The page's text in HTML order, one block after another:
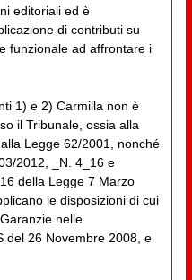
editoriali ed è
di contributi su
funzionale ad affrontare i
1) e 2) Carmilla non è
il Tribunale, ossia alla
Legge 62/2001, nonché
2012, _N. 4_16 e
della Legge 7 Marzo
le disposizioni di cui
nelle
del 26 Novembre 2008, e